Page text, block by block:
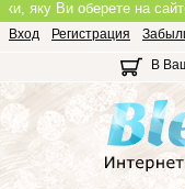
Ви оберете на сайті.
Вход Регистрация
В